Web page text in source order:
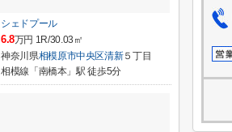
シェドプール
6.8万円 1R/30.03㎡
神奈川県相模原市中央区清新５丁目
相模線「南橋本」駅 徒歩5分